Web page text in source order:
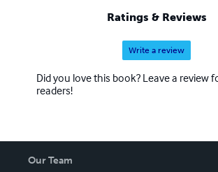
Ratings & Reviews
Write a review
Did you love this book? Leave a review
readers!
Our Team